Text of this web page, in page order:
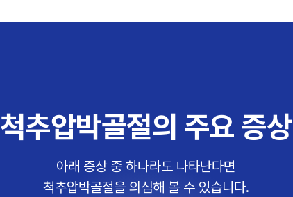
척추압박골절의 주요 증상
아래 증상 중 하나라도 나타난다면
척추압박골절을 의심해 볼 수 있습니다.